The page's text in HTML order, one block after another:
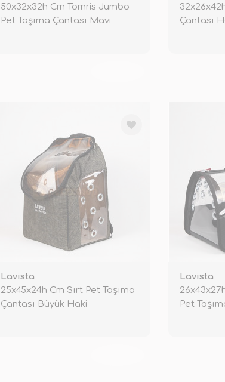
50x32x32h Cm Tomris Jumbo
Pet Taşıma Çantası Mavi
Çantası
Lavista
25x45x24h Cm Sırt Pet Taşıma
Çantası Büyük Haki
Lavista
Pet